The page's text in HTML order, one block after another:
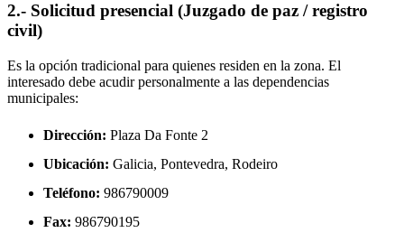
2.- Solicitud presencial (Juzgado de paz / registro
civil)
Es la opción tradicional para quienes residen en la zona. El
interesado debe acudir personalmente a las dependencias
municipales:
Dirección: Plaza Da Fonte 2
Ubicación: Galicia, Pontevedra, Rodeiro
Teléfono: 986790009
Fax: 986790195